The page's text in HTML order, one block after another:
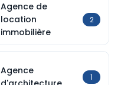
Agence de
location
immobilière
2
Agence
1